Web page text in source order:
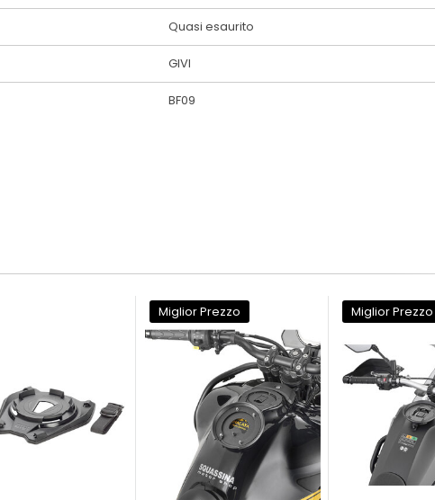
Quasi esaurito
GIVI
BF09
Miglior Prezzo Miglior Prezzo